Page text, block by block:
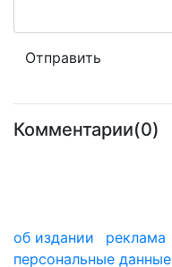
Комментарии(0)
об издании реклама
персональные данные